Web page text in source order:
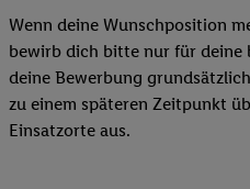
Wenn deine Wunschposition
bewirb dich bitte nur für deine
deine Bewerbung
zu einem späteren Zeitpunkt
Einsatzorte aus.